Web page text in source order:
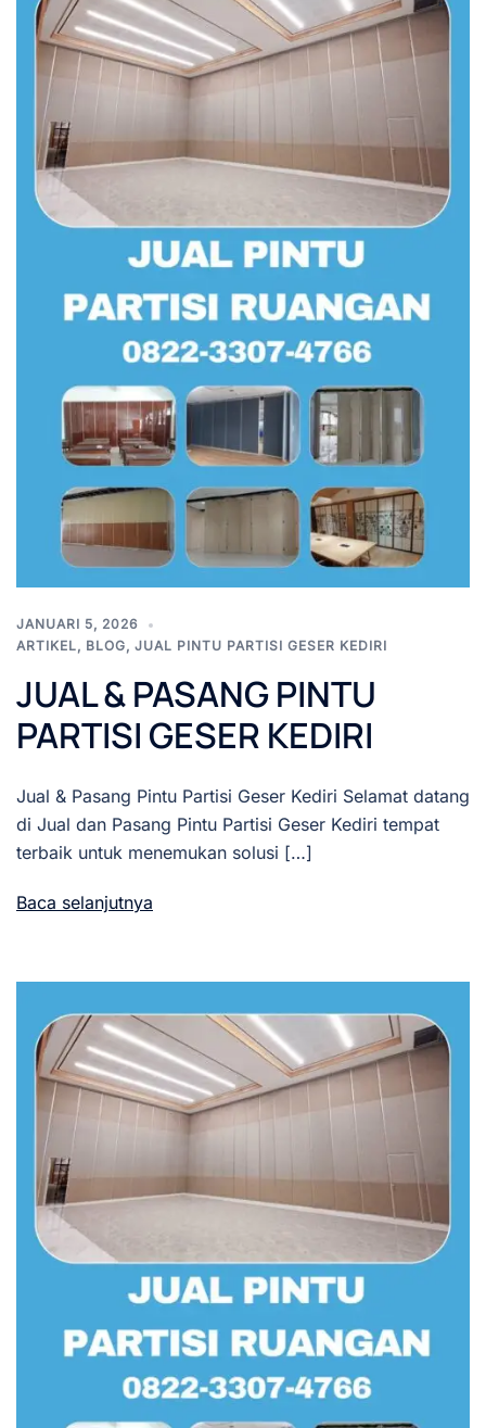
JANUARI 5, 2026
ARTIKEL, BLOG, JUAL PINTU PARTISI GESER KEDIRI
JUAL & PASANG PINTU
PARTISI GESER KEDIRI
Jual & Pasang Pintu Partisi Geser Kediri Selamat datang
di Jual dan Pasang Pintu Partisi Geser Kediri tempat
terbaik untuk menemukan solusi […]
Baca selanjutnya